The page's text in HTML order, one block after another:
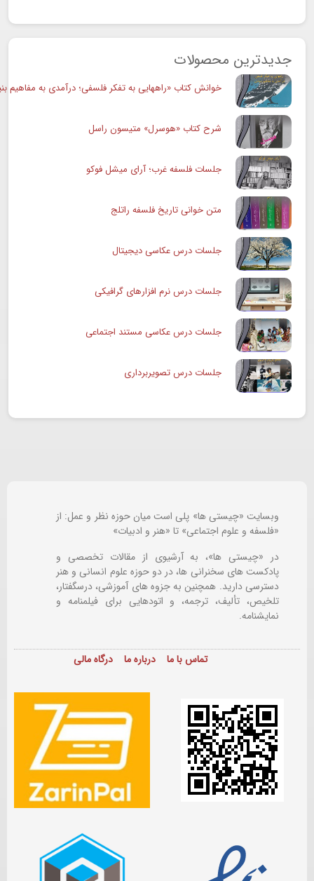
جدیدترین محصولات
خوانش کتاب «راههایی به تفکر فلسفی؛ درآمدی به مفاهیم
شرح کتاب «هوسرل» متیسون راسل
جلسات فلسفه غرب؛ آرای میشل فوکو
متن خوانی تاریخ فلسفه راتلج
جلسات درس عکاسی دیجیتال
جلسات درس نرم افزارهای گرافیکی
جلسات درس عکاسی مستند اجتماعی
جلسات درس تصویربرداری
وبسایت «چیستی ها» پلی است میان حوزه نظر و عمل: از
«فلسفه و علوم اجتماعی» تا «هنر و ادبیات»
در «چیستی ها»، به آرشیوی از مقالات تخصصی و
پادکست های سخنرانی ها، در دو حوزه علوم انسانی و هنر
دسترسی دارید. همچنین به جزوه های آموزشی، درسگفتار،
تلخیص، تألیف، ترجمه، و اتودهایی برایفیلمنامه و
نمایشنامه.
تماس با ما درباره ما درگاه مالی